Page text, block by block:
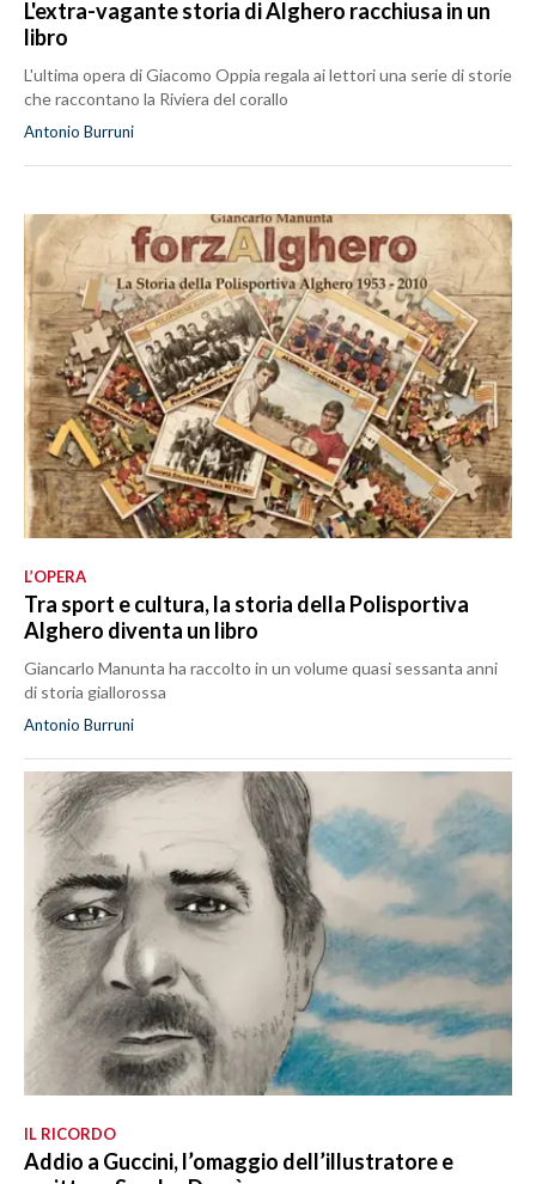
L'extra-vagante storia di Alghero racchiusa in un
libro
L'ultima opera di Giacomo Oppia regala ai lettori una serie di storie
che raccontano la Riviera del corallo
Antonio Burruni
L’OPERA
Tra sport e cultura, la storia della Polisportiva
Alghero diventa un libro
Giancarlo Manunta ha raccolto in un volume quasi sessanta anni
di storia giallorossa
Antonio Burruni
IL RICORDO
Addio a Guccini, l’omaggio dell’illustratore e